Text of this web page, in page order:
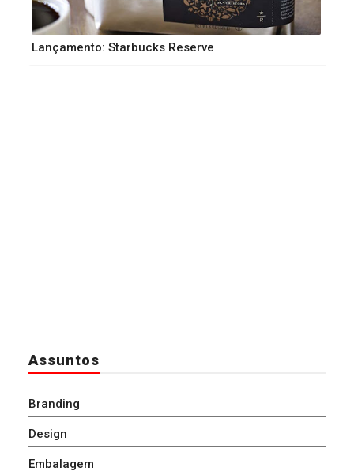
Lançamento: Starbucks Reserve
Assuntos
Branding
Design
Embalagem